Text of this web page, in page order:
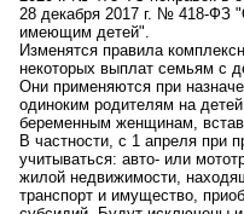
28 декабря 2017 г. № 418-ФЗ
имеющим детей".
Изменятся правила
некоторых выплат семьям с
Они применяются при
одиноким родителям на
беременным женщинам,
В частности, с 1 апреля при
учитываться: авто- или
жилой недвижимости,
транспорт и имущество,